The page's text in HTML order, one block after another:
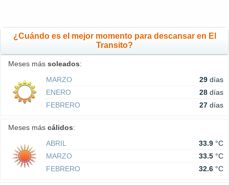
¿Cuándo es el mejor momento para descansar en El
Transito?
Meses más soleados:
MARZO
29 días
ENERO
28 días
FEBRERO
27 días
Meses más cálidos:
ABRIL
33.9 °C
MARZO
33.5 °C
FEBRERO
32.6 °C